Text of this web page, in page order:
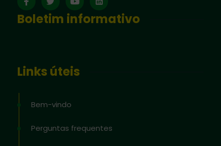
Boletim informativo
Links úteis
Bem-vindo
Perguntas frequentes